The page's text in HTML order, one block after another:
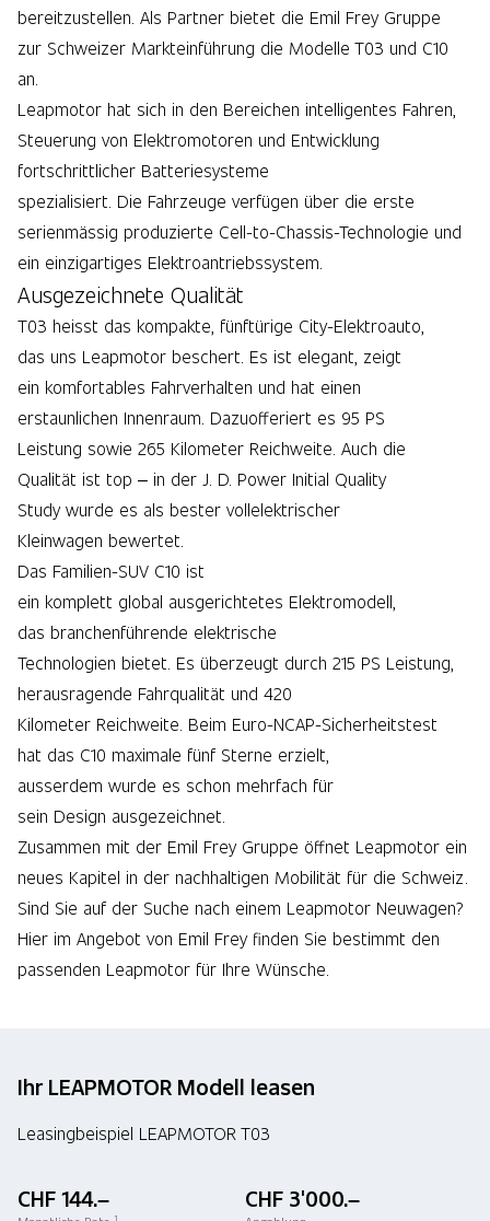
bereitzustellen. Als Partner bietet die Emil Frey Gruppe
zur Schweizer Markteinführung die Modelle T03 und C10
an.
Leapmotor hat sich in den Bereichen intelligentes Fahren,
Steuerung von Elektromotoren und Entwicklung
fortschrittlicher Batteriesysteme
spezialisiert. Die Fahrzeuge verfügen über die erste
serienmässig produzierte Cell-to-Chassis-Technologie und
ein einzigartiges Elektroantriebssystem.
Ausgezeichnete Qualität
T03 heisst das kompakte, fünftürige City-Elektroauto,
das uns Leapmotor beschert. Es ist elegant, zeigt
ein komfortables Fahrverhalten und hat einen
erstaunlichen Innenraum. Dazuofferiert es 95 PS
Leistung sowie 265 Kilometer Reichweite. Auch die
Qualität ist top – in der J. D. Power Initial Quality
Study wurde es als bester vollelektrischer
Kleinwagen bewertet.
Das Familien-SUV C10 ist
ein komplett global ausgerichtetes Elektromodell,
das branchenführende elektrische
Technologien bietet. Es überzeugt durch 215 PS Leistung,
herausragende Fahrqualität und 420
Kilometer Reichweite. Beim Euro-NCAP-Sicherheitstest
hat das C10 maximale fünf Sterne erzielt,
ausserdem wurde es schon mehrfach für
sein Design ausgezeichnet.
Zusammen mit der Emil Frey Gruppe öffnet Leapmotor ein
neues Kapitel in der nachhaltigen Mobilität für die Schweiz.
Sind Sie auf der Suche nach einem Leapmotor Neuwagen?
Hier im Angebot von Emil Frey finden Sie bestimmt den
passenden Leapmotor für Ihre Wünsche.
Ihr LEAPMOTOR Modell leasen
Leasingbeispiel LEAPMOTOR T03
CHF 144.– CHF 3'000.–